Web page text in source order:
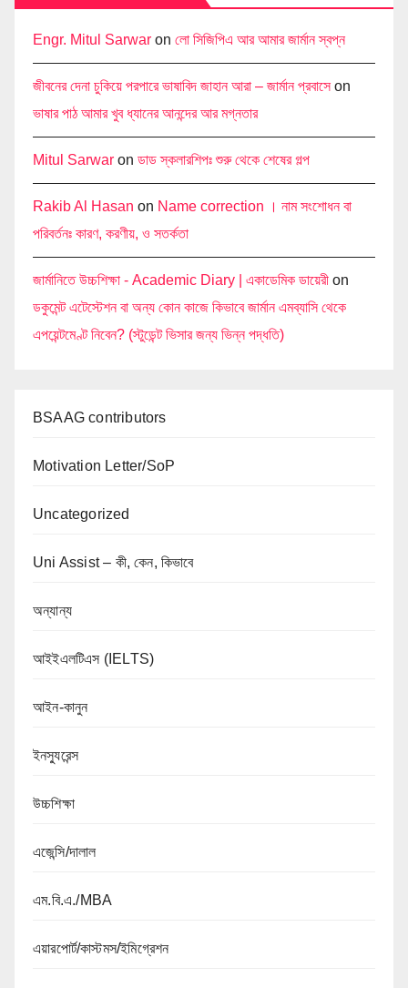
Engr. Mitul Sarwar on লো সিজিপিএ আর আমার জার্মান স্বপ্ন
জীবনের দেনা চুকিয়ে পরপারে ভাষাবিদ জাহান আরা – জার্মান প্রবাসেon
ভাষার পাঠ আমার খুব ধ্যানের আনন্দের আর মগ্নতার
Mitul Sarwar on ডাড স্কলারশিপঃ শুরু থেকে শেষের গল্প
Rakib Al Hasan on Name correction । নাম সংশোধন বা
পরিবর্তনঃ কারণ, করণীয়, ও সতর্কতা
জার্মানিতে উচ্চশিক্ষা - Academic Diary | একাডেমিক ডায়েরী on
ডকুমেন্ট এটেস্টেশন বা অন্য কোন কাজে কিভাবে জার্মান এমব্যাসি থেকে
এপয়েন্টমেণ্ট নিবেন? (স্টুডেন্ট ভিসার জন্য ভিন্ন পদ্ধতি)
BSAAG contributors
Motivation Letter/SoP
Uncategorized
Uni Assist – কী, কেন, কিভাবে
অন্যান্য
আইইএলটিএস (IELTS)
আইন-কানুন
ইনস্যুরেন্স
উচ্চশিক্ষা
এজেন্সি/দালাল
এম.বি.এ./MBA
এয়ারপোর্ট/কাস্টমস/ইমিগ্রেশন